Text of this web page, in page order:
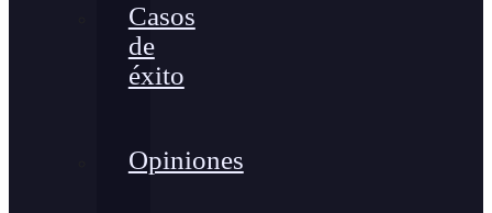
Casos
de
éxito
Opiniones